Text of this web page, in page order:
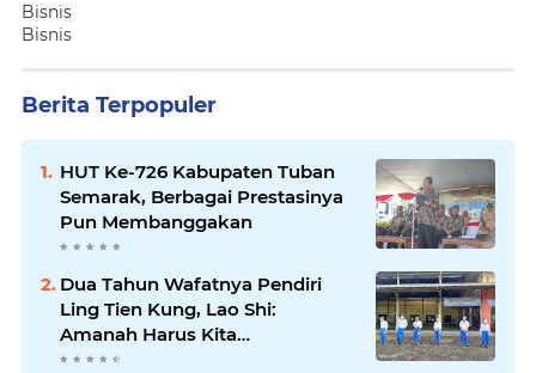
Bisnis
Bisnis
Berita Terpopuler
HUT Ke-726 Kabupaten Tuban
Semarak, Berbagai Prestasinya
Pun Membanggakan
Dua Tahun Wafatnya Pendiri
Ling Tien Kung, Lao Shi:
Amanah Harus Kita
Laksanakan!